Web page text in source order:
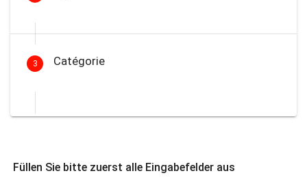
3 Catégorie
Füllen Sie bitte zuerst alle Eingabefelder aus